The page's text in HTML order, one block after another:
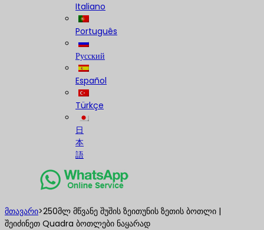
Italiano
Português
Русский
Español
Türkçe
日
本
語
მთავარი>250მლ მწვანე შუშის ზეითუნის ზეთის ბოთლი |
შეიძინეთ Quadra ბოთლები ნაყარად